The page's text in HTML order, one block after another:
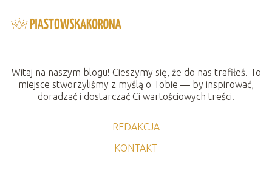
Witaj na naszym blogu! Cieszymy się, że do nas trafiłeś. To
miejsce stworzyliśmy z myślą o Tobie — by inspirować,
doradzać i dostarczać Ci wartościowych treści.
REDAKCJA
KONTAKT